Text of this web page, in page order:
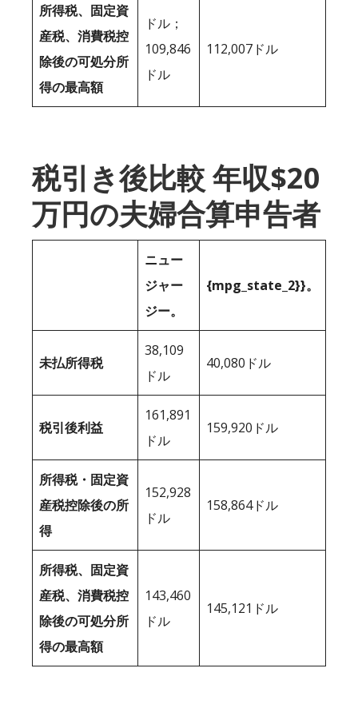
所得税、固定資
産税、消費税控
除後の可処分所
得の最高額
ドル；
109,846
ドル
112,007ドル
税引き後比較 年収$20
万円の夫婦合算申告者
ニュー
ジャー
ジー。
{mpg_state_2}}。
未払所得税
38,109
ドル
40,080ドル
税引後利益
161,891
ドル
159,920ドル
所得税・固定資
産税控除後の所
得
152,928
ドル
158,864ドル
所得税、固定資
産税、消費税控
除後の可処分所
得の最高額
143,460
ドル
145,121ドル